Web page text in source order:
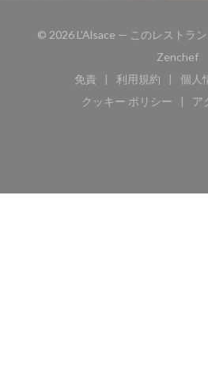
© 2026 L'Alsace — このレストラ
Zenchef((
免責
((新しいウィンドウで
利用規約
((新しいウ
個人
クッキー ポリシー
((新しいウィ
ア